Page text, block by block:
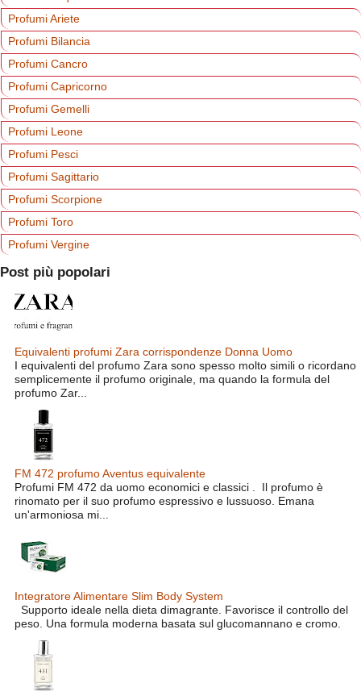
Profumi Ariete
Profumi Bilancia
Profumi Cancro
Profumi Capricorno
Profumi Gemelli
Profumi Leone
Profumi Pesci
Profumi Sagittario
Profumi Scorpione
Profumi Toro
Profumi Vergine
Post più popolari
Equivalenti profumi Zara corrispondenze Donna Uomo
I equivalenti del profumo Zara sono spesso molto simili o ricordano
semplicemente il profumo originale, ma quando la formula del
profumo Zar...
FM 472 profumo Aventus equivalente
Profumi FM 472 da uomo economici e classici . Il profumo è
rinomato per il suo profumo espressivo e lussuoso. Emana
un'armoniosa mi...
Integratore Alimentare Slim Body System
Supporto ideale nella dieta dimagrante. Favorisce il controllo del
peso. Una formula moderna basata sul glucomannano e cromo.